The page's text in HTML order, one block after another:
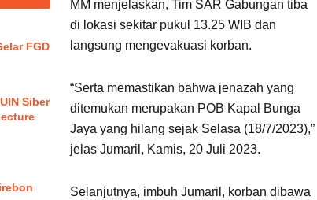
FGD
Siber
MM menjelaskan, Tim SAR Gabungan tiba
di lokasi sekitar pukul 13.25 WIB dan
langsung mengevakuasi korban.
“Serta memastikan bahwa jenazah yang
ditemukan merupakan POB Kapal Bunga
Jaya yang hilang sejak Selasa (18/7/2023),”
jelas Jumaril, Kamis, 20 Juli 2023.
Selanjutnya, imbuh Jumaril, korban dibawa